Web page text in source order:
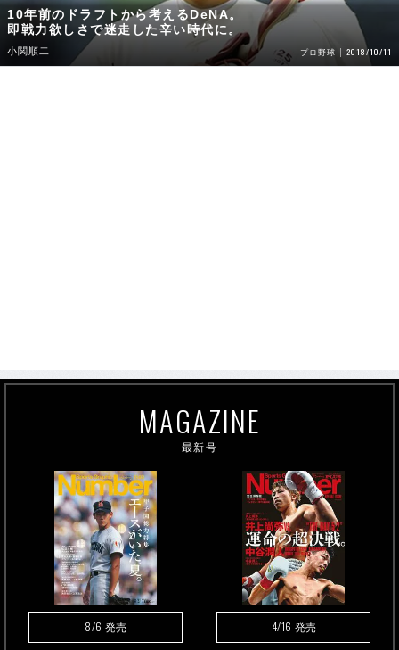
10年前のドラフトから考えるDeNA。
即戦力欲しさで迷走した辛い時代に。
小関順二 プロ野球 2018/10/11
MAGAZINE
最新号
8/6 発売 4/16 発売